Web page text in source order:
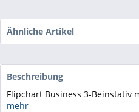
Ähnliche Artikel
Beschreibung
Flipchart Business 3-Beinstativ
mehr